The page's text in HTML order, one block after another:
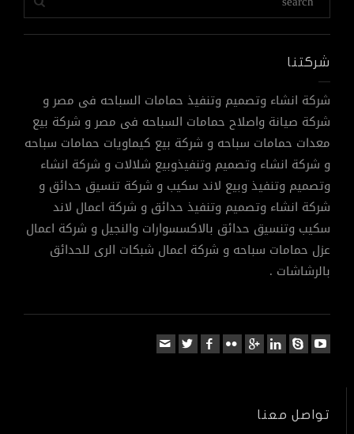
شركتنا
شركة انشاء وتصميم وتنفيذ حمامات السباحه فى مصر و
شركة صيانة واصلاح حمامات السباحه فى مصر و شركة بيع
معدات حمامات سباحه و شركة بيع كيماويات حمامات سباحه
و شركة انشاء وتصميم وتنفيذوبيع شلالات و شركة انشاء
وتصميم وتنفيذ وبيع لاند سكيب و شركة تنسيق حدائق و
شركة انشاء وتصميم وتنفيذ حدائق و شركة اعمال لاند
سكيب وتنسيق حدائق بالاكسسوارات والنجيل و شركة اعمال
عزل حمامات سباحه و شركة اعمال شبكات الرى للحدائق
بالرشاشات .
تواصل معنا